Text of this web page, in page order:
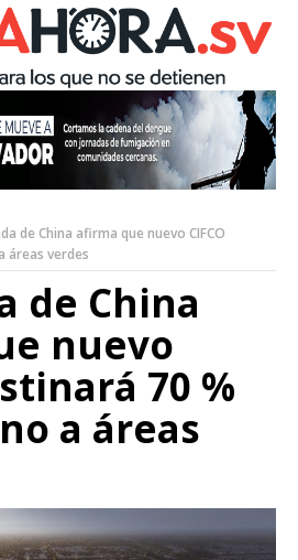
de China afirma que nuevo CIFCO
áreas verdes
de China
nuevo
70 %
a áreas